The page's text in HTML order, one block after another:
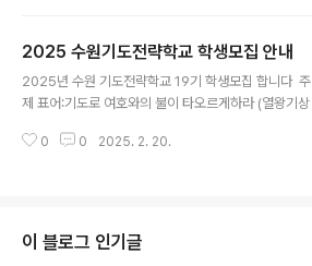
지고 있습니다. 하나님의 나라를 위해 자신의 삶을 기
을 초청합니다. *학교별 장소 -수원주간학교: 수원
원야간학교: 수원지부 사무실 (4층) -안산야간학교:
2025 수원기도전략학교 학생모집 안내
2025년 수원 기도전략학교 19기 학생모집 합니다 주
제 표어:기도로 여호와의 불이 타오르게하라 (열왕기
4일 - 6월 9일(12주) 2. 훈련일시 : 매주 월요일( 오전
역 - 중보적 예배 - 성경적 예언 - 기도의 삶과 헌신 -
씀으로 기도하라 - 기도의 능력과 권세 - 다음 세대들로
0 0 2025. 2. 20.
이 블로그 인기글